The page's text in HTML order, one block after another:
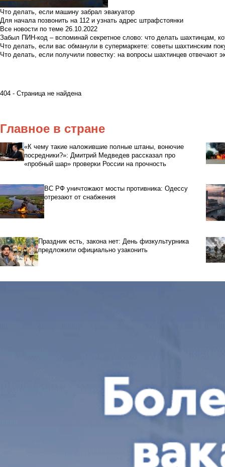
Что делать, если машину забрал эвакуатор
Для начала позвонить на 112 и узнать адрес штрафстоянки
Все новости по теме 26.10.2022
Забыл ПИН-код – вспоминай секретное слово: что делать шахтинцам,
Что делать, если вас обманули в супермаркете: советы шахтинским
Что делать, если получили повестку: на вопросы шахтинцев отвечают
404 - Страница не найдена
Главное в стране
«К чему такие наложившие полные штаны, вонючие
посредники?»: Дмитрий Медведев рассказал про
«пробный шар» проверки России на прочность
ВС РФ уничтожают мосты противника: Одессу
отрезают от снабжения
Праздник есть, закона нет: День физкультурника
предложили официально узаконить